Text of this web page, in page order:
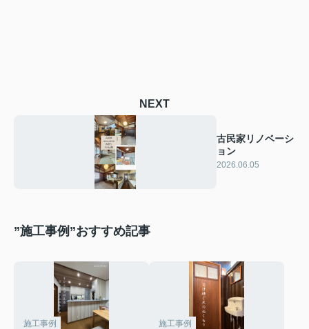
NEXT
古民家リノベーシ
ョン
2026.06.05
”施工事例”おすすめ記事
施工事例 施工事例